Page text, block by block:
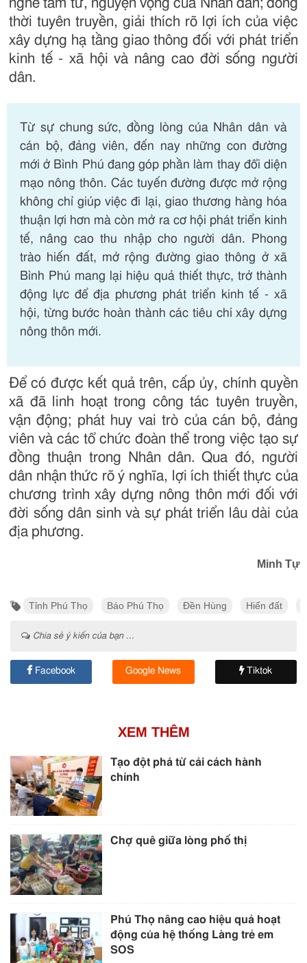
nghe tâm tư, nguyện vọng của Nhân dân; đồng
thời tuyên truyền, giải thích rõ lợi ích của việc
xây dựng hạ tầng giao thông đối với phát triển
kinh tế - xã hội và nâng cao đời sống người
dân.
Từ sự chung sức, đồng lòng của Nhân dân và
cán bộ, đảng viên, đến nay những con đường
mới ở Bình Phú đang góp phần làm thay đổi diện
mạo nông thôn. Các tuyến đường được mở rộng
không chỉ giúp việc đi lại, giao thương hàng hóa
thuận lợi hơn mà còn mở ra cơ hội phát triển kinh
tế, nâng cao thu nhập cho người dân. Phong
trào hiến đất, mở rộng đường giao thông ở xã
Bình Phú mang lại hiệu quả thiết thực, trở thành
động lực để địa phương phát triển kinh tế - xã
hội, từng bước hoàn thành các tiêu chí xây dựng
nông thôn mới.
Để có được kết quả trên, cấp ủy, chính quyền
xã đã linh hoạt trong công tác tuyên truyền,
vận động; phát huy vai trò của cán bộ, đảng
viên và các tổ chức đoàn thể trong việc tạo sự
đồng thuận trong Nhân dân. Qua đó, người
dân nhận thức rõ ý nghĩa, lợi ích thiết thực của
chương trình xây dựng nông thôn mới đối với
đời sống dân sinh và sự phát triển lâu dài của
địa phương.
Minh Tự
Tỉnh Phú Thọ Báo Phú Thọ Đền Hùng Hiến đất
Chia sẻ ý kiến của bạn ...
Facebook Google News Tiktok
XEM THÊM
Tạo đột phá từ cải cách hành
chính
Chợ quê giữa lòng phố thị
Phú Thọ nâng cao hiệu quả hoạt
động của hệ thống Làng trẻ em
SOS